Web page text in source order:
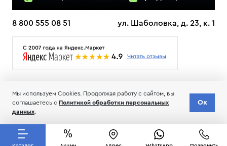
8 800 555 08 51 ул. Шаболовка, д. 23, к. 1
© 2006-2026 Пределанет
Мы используем Cookies. Продолжая работу с сайтом, вы
соглашаетесь с Политикой обработки персональных
данных.
Ок